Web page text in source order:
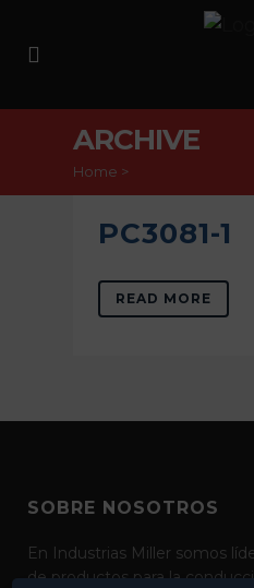
ARCHIVE
Home >
PC3081-1
READ MORE
SOBRE NOSOTROS
En Industrias Miller somos
de productos para la